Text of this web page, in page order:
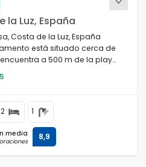
la Luz, España
Costa de la Luz, España
está situado cerca de
a 500 m de la playa
2 1
media 8,9